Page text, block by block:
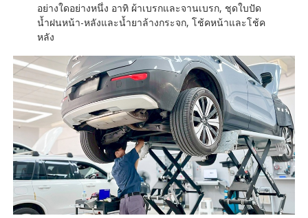
อย่างใดอย่างหนึ่ง อาทิ ผ้าเบรกและจานเบรก, ชุดใบปัด
น้ำฝนหน้า-หลังและน้ำยาล้างกระจก, โช้คหน้าและโช้ค
หลัง